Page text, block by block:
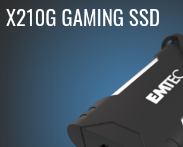
X210G GAMING SSD